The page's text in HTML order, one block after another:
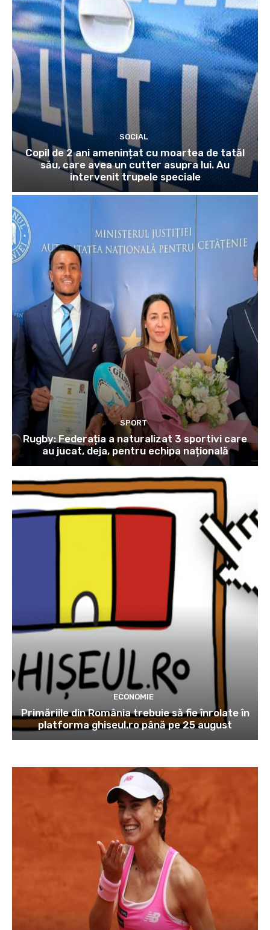
SOCIAL
Copil de 2 ani amenințat cu moartea de tatăl
său, care avea un cutter asupra lui. Au
intervenit trupele speciale
SPORT
Rugby: Federația a naturalizat 3 sportivi care
au jucat, deja, pentru echipa națională
ECONOMIE
Primăriile din România trebuie să fie înrolate în
platforma ghiseul.ro până pe 25 august